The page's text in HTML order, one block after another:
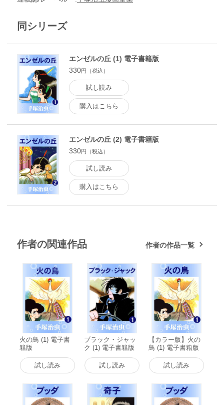
同シリーズ
エンゼルの丘 (1) 電子書籍版
330円（税込）
試し読み
購入はこちら
エンゼルの丘 (2) 電子書籍版
330円（税込）
試し読み
購入はこちら
作者の関連作品 作者の作品一覧
火の鳥 (1) 電子書
籍版
試し読み
ブラック・ジャッ
ク (1) 電子書籍版
試し読み
【カラー版】火の
鳥 (1) 電子書籍版
試し読み